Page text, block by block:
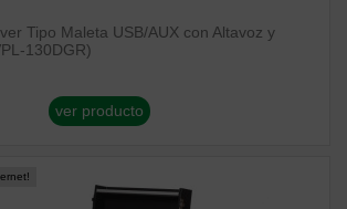
Tipo Maleta USB/AUX con Altavoz y
130DGR)
ver producto